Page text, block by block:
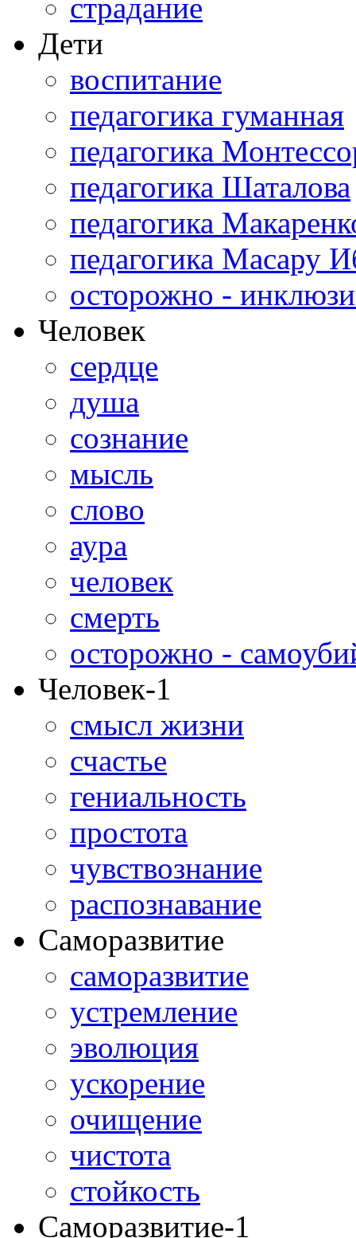
страдание
Дети
воспитание
педагогика гуманная
педагогика
педагогика Шаталова
педагогика
педагогика Масару
осторожно -
Человек
сердце
душа
сознание
мысль
слово
аура
человек
смерть
осторожно -
Человек-1
смысл жизни
счастье
гениальность
простота
чувствознание
распознавание
Саморазвитие
саморазвитие
устремление
эволюция
ускорение
очищение
чистота
стойкость
Саморазвитие-1